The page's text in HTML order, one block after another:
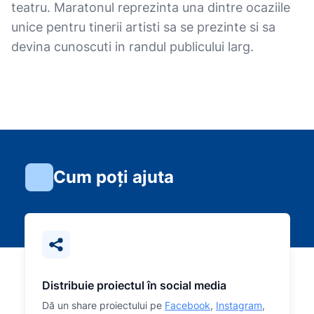
teatru. Maratonul reprezinta una dintre ocaziile
unice pentru tinerii artisti sa se prezinte si sa
devina cunoscuti in randul publicului larg.
Cum poți ajuta
Distribuie proiectul în social media
Dă un share proiectului pe Facebook, Instagram,